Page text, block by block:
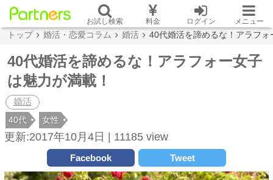
お試し検索 料金 ログイン メニュー
トップ 婚活・恋愛コラム 婚活 40代婚活を諦めるな！アラフ
40代婚活を諦めるな！アラフォー女子
は魅力が満載！
婚活
40代 女性
更新:2017年10月4日 | 11185 view
Facebook Tweet